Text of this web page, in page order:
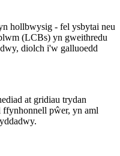
hollbwysig - fel ysbytai neu
(LCBs) yn gweithredu
diolch i'w galluoedd
at gridiau trydan
pŵer, yn aml